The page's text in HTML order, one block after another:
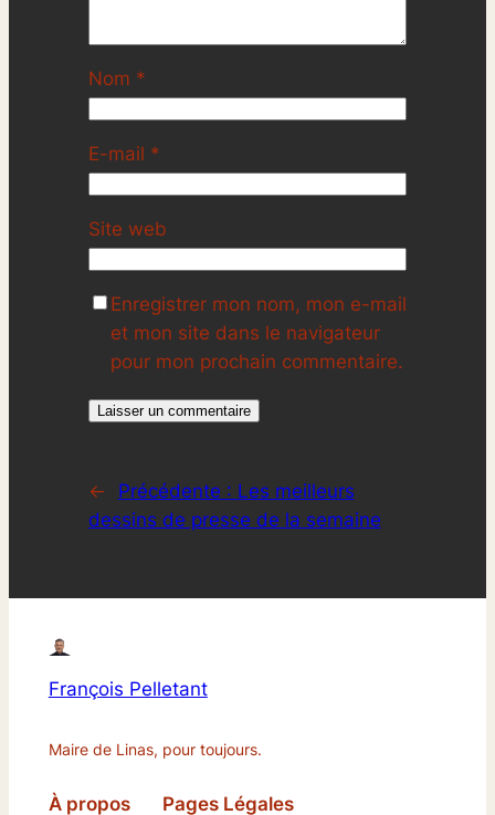
Nom *
E-mail *
Site web
Enregistrer mon nom, mon e-mail
et mon site dans le navigateur
pour mon prochain commentaire.
← Précédente : Les meilleurs
dessins de presse de la semaine
François Pelletant
Maire de Linas, pour toujours.
À propos Pages Légales